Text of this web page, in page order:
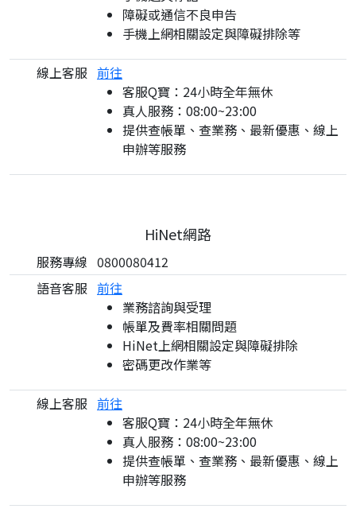
障礙或通信不良申告
手機上網相關設定與障礙排除等
線上客服 前往
客服Q寶：24小時全年無休
真人服務：08:00~23:00
提供查帳單、查業務、最新優惠、線上
申辦等服務
HiNet網路
服務專線 0800080412
語音客服 前往
業務諮詢與受理
帳單及費率相關問題
HiNet上網相關設定與障礙排除
密碼更改作業等
線上客服 前往
客服Q寶：24小時全年無休
真人服務：08:00~23:00
提供查帳單、查業務、最新優惠、線上
申辦等服務